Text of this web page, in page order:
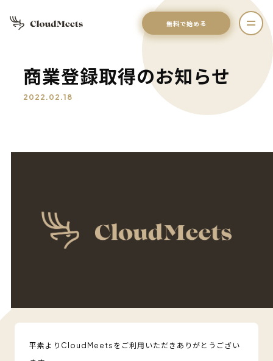
無料で始める
商業登録取得のお知らせ
2022.02.18
平素よりCloudMeetsをご利用いただきありがとうござい